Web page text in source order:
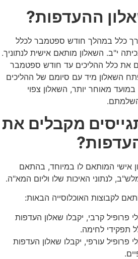
ההעדפות?
כלל במהלך חודש ספטמבר לכלל
י"ב. השאלון מותאם אישית לנתוניך.
את כלל ההליכים עד חודש ספטמבר
השאלון מיד עם סיומם של ההליכים
מאוחר יותר, השאלון צפוי
מקבלים את
אישי המותאם לו במיוחד, בהתאם
לנתוני האיכות שלו וליום המא"ה.
לקבוצות האוכלוסייה הבאות:
פרופיל קרבי, יקבלו שאלון העדפות
תפקידי לחימה.
פרופיל עורפי, יקבלו שאלון העדפות